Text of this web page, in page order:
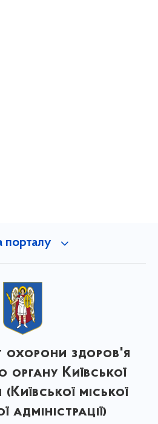
порталу
охорони здоров'я
органу Київської
міської
адміністрації)